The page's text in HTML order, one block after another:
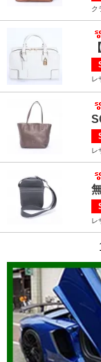
ク
レ
レ
レ